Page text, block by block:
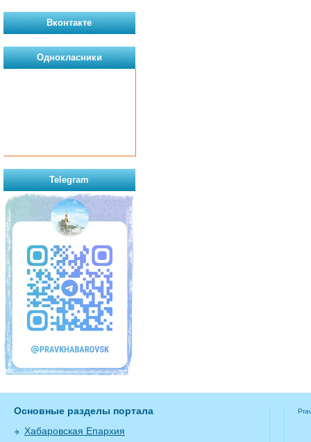
Вконтакте
Однокласники
Telegram
Основные разделы портала
Хабаровская Епархия